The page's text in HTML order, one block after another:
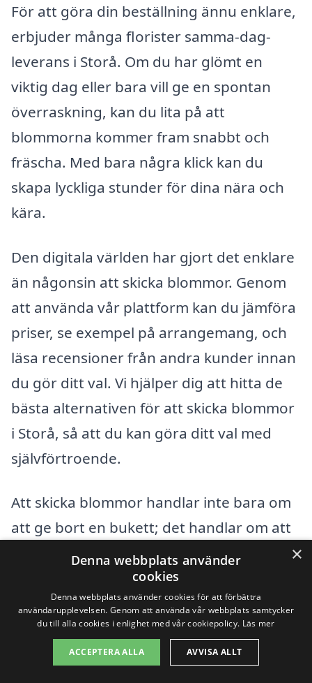
För att göra din beställning ännu enklare,
erbjuder många florister samma-dag-
leverans i Storå. Om du har glömt en
viktig dag eller bara vill ge en spontan
överraskning, kan du lita på att
blommorna kommer fram snabbt och
fräscha. Med bara några klick kan du
skapa lyckliga stunder för dina nära och
kära.
Den digitala världen har gjort det enklare
än någonsin att skicka blommor. Genom
att använda vår plattform kan du jämföra
priser, se exempel på arrangemang, och
läsa recensioner från andra kunder innan
du gör ditt val. Vi hjälper dig att hitta de
bästa alternativen för att skicka blommor
i Storå, så att du kan göra ditt val med
självförtroende.
Att skicka blommor handlar inte bara om
att ge bort en bukett; det handlar om att
skapa minnen och sprida glädje. Oavsett
vilket tillfälle du firar, kommer en vacker
blomsterleverans alltid att vara en
uppskattad gest. Så nästa gång du
behöver ett sätt att säga ”jag tänker på
×
Denna webbplats använder
cookies
Denna webbplats använder cookies för att förbättra
användarupplevelsen. Genom att använda vår webbplats samtycker
du till alla cookies i enlighet med vår cookiepolicy. Läs mer
ACCEPTERA ALLA AVVISA ALLT